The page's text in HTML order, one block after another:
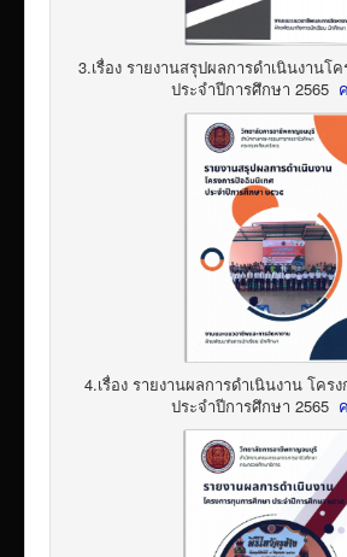
3.เรื่อง รายงานสรุปผลการดำเนินงานโ
ประจำปีการศึกษา 2565
4.เรื่อง รายงานผลการดำเนินงาน โคร
ประจำปีการศึกษา 2565